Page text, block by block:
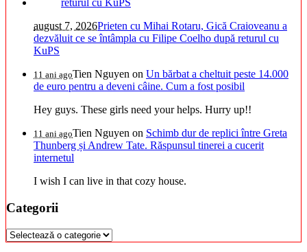
august 7, 2026Prieten cu Mihai Rotaru, Gică Craioveanu a
dezvăluit ce se întâmpla cu Filipe Coelho după returul cu
KuPS
11 ani agoTien Nguyen on Un bărbat a cheltuit peste 14.000
de euro pentru a deveni câine. Cum a fost posibil
Hey guys. These girls need your helps. Hurry up!!
11 ani agoTien Nguyen on Schimb dur de replici între Greta
Thunberg și Andrew Tate. Răspunsul tinerei a cucerit
internetul
I wish I can live in that cozy house.
Categorii
Categorii